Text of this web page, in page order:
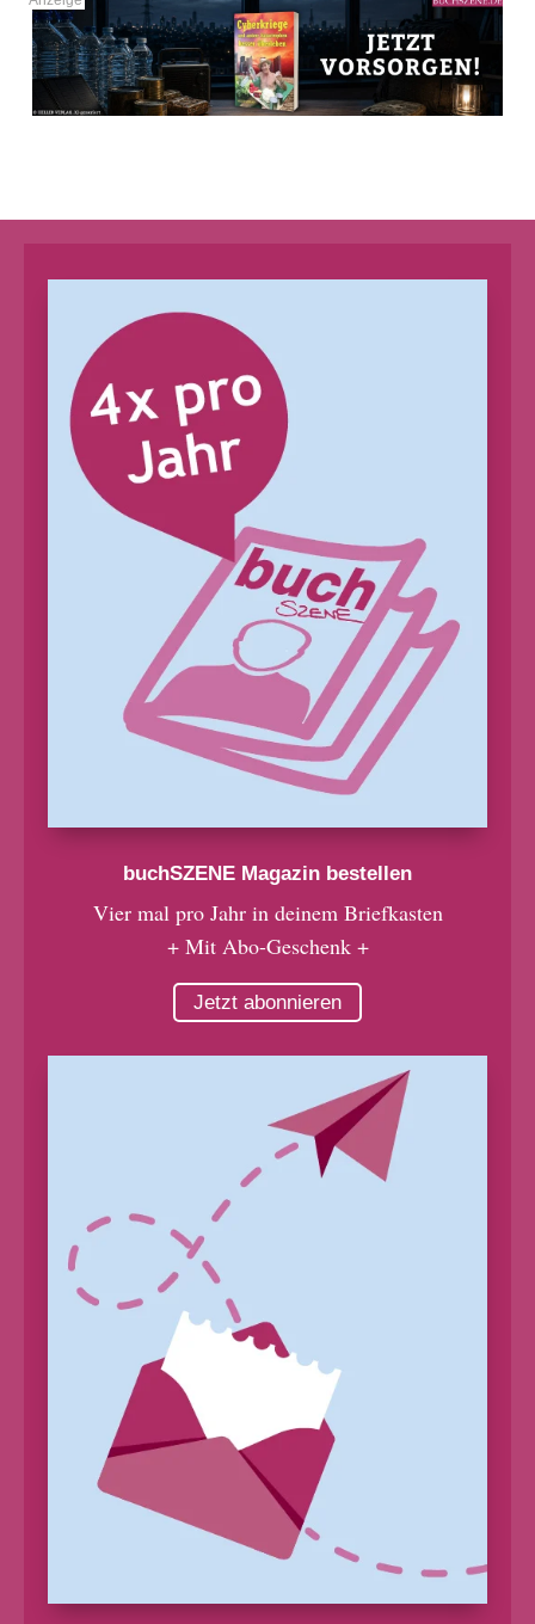
buchSZENE Magazin bestellen
Vier mal pro Jahr in deinem Briefkasten
+ Mit Abo-Geschenk +
Jetzt abonnieren